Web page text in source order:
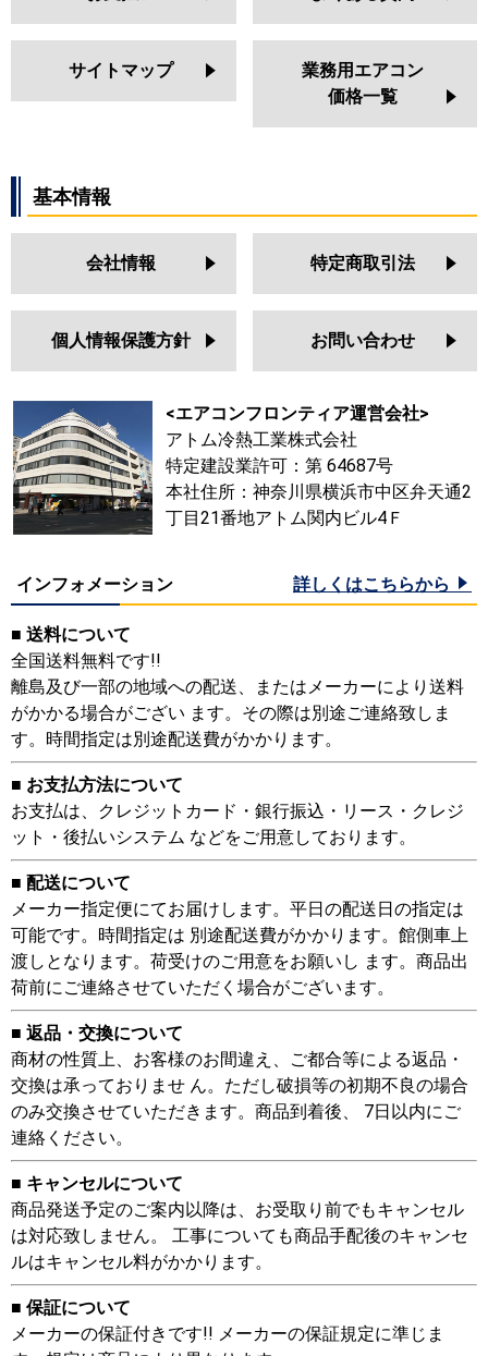
サイトマップ
業務用エアコン
価格一覧
基本情報
会社情報 特定商取引法
個人情報保護方針 お問い合わせ
<エアコンフロンティア運営会社>
アトム冷熱工業株式会社
特定建設業許可：第 64687号
本社住所：神奈川県横浜市中区弁天通2
丁目21番地アトム関内ビル4Ｆ
インフォメーション 詳しくはこちらから
■ 送料について
全国送料無料です!!
離島及び一部の地域への配送、またはメーカーにより送料
がかかる場合がござい ます。その際は別途ご連絡致しま
す。時間指定は別途配送費がかかります。
■ お支払方法について
お支払は、クレジットカード・銀行振込・リース・クレジ
ット・後払いシステム などをご用意しております。
■ 配送について
メーカー指定便にてお届けします。平日の配送日の指定は
可能です。時間指定は 別途配送費がかかります。館側車上
渡しとなります。荷受けのご用意をお願いし ます。商品出
荷前にご連絡させていただく場合がございます。
■ 返品・交換について
商材の性質上、お客様のお間違え、ご都合等による返品・
交換は承っておりませ ん。ただし破損等の初期不良の場合
のみ交換させていただきます。商品到着後、 7日以内にご
連絡ください。
■ キャンセルについて
商品発送予定のご案内以降は、お受取り前でもキャンセル
は対応致しません。 工事についても商品手配後のキャンセ
ルはキャンセル料がかかります。
■ 保証について
メーカーの保証付きです!! メーカーの保証規定に準じま